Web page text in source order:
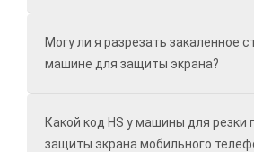
Могу ли я разрезать закаленное
машине для защиты экрана?
Какой код HS у машины для резки
защиты экрана мобильного